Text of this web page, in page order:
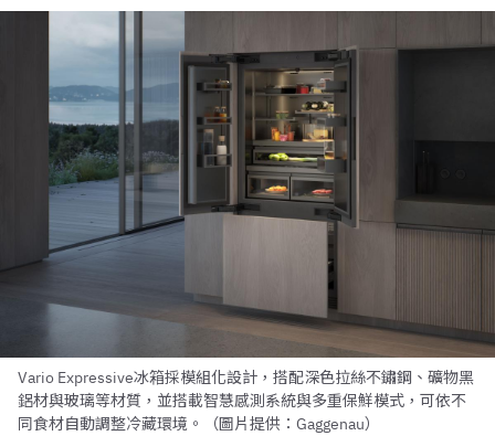
Vario Expressive冰箱採模組化設計，搭配深色拉絲不鏽鋼、礦物黑
鋁材與玻璃等材質，並搭載智慧感測系統與多重保鮮模式，可依不
同食材自動調整冷藏環境。（圖片提供：Gaggenau）